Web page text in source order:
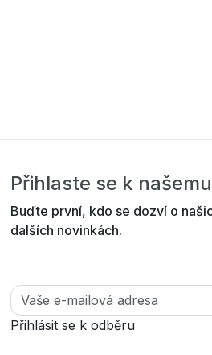
Přihlaste se k
Buďte první, kdo se dozví o
dalších novinkách.
Přihlásit se k odběru